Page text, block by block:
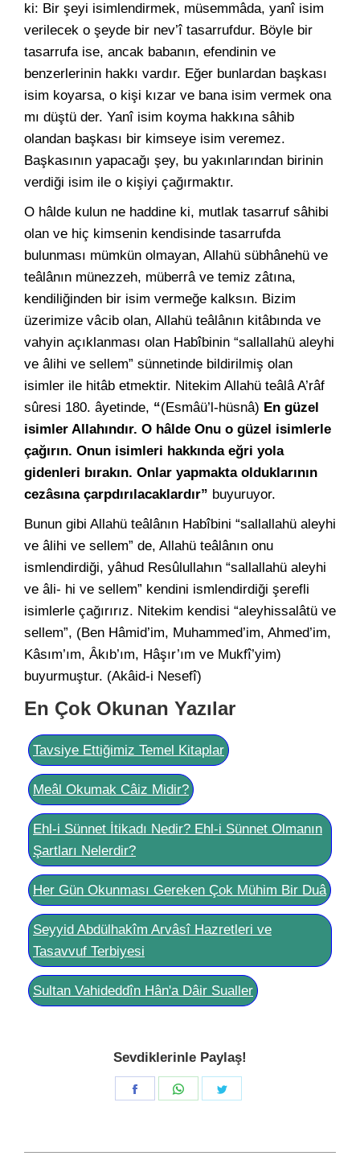
ki: Bir şeyi isimlendirmek, müsemmâda, yanî isim
verilecek o şeyde bir nev’î tasarrufdur. Böyle bir
tasarrufa ise, ancak babanın, efendinin ve
benzerlerinin hakkı vardır. Eğer bunlardan başkası
isim koyarsa, o kişi kızar ve bana isim vermek ona
mı düştü der. Yanî isim koyma hakkına sâhib
olandan başkası bir kimseye isim veremez.
Başkasının yapacağı şey, bu yakınlarından birinin
verdiği isim ile o kişiyi çağırmaktır.
O hâlde kulun ne haddine ki, mutlak tasarruf sâhibi
olan ve hiç kimsenin kendisinde tasarrufda
bulunması mümkün olmayan, Allahü sübhânehü ve
teâlânın münezzeh, müberrâ ve temiz zâtına,
kendiliğinden bir isim vermeğe kalksın. Bizim
üzerimize vâcib olan, Allahü teâlânın kitâbında ve
vahyin açıklanması olan Habîbinin “sallallahü aleyhi
ve âlihi ve sellem” sünnetinde bildirilmiş olan
isimler ile hitâb etmektir. Nitekim Allahü teâlâ A’râf
sûresi 180. âyetinde, “(Esmâü’l-hüsnâ) En güzel
isimler Allahındır. O hâlde Onu o güzel isimlerle
çağırın. Onun isimleri hakkında eğri yola
gidenleri bırakın. Onlar yapmakta olduklarının
cezâsına çarpdırılacaklardır” buyuruyor.
Bunun gibi Allahü teâlânın Habîbini “sallallahü aleyhi
ve âlihi ve sellem” de, Allahü teâlânın onu
ismlendirdiği, yâhud Resûlullahın “sallallahü aleyhi
ve âli- hi ve sellem” kendini ismlendirdiği şerefli
isimlerle çağırırız. Nitekim kendisi “aleyhissalâtü ve
sellem”, (Ben Hâmid’im, Muhammed’im, Ahmed’im,
Kâsım’ım, Âkıb’ım, Hâşır’ım ve Mukfî’yim)
buyurmuştur. (Akâid-i Nesefî)
En Çok Okunan Yazılar
Tavsiye Ettiğimiz Temel Kitaplar
Meâl Okumak Câiz Midir?
Ehl-i Sünnet İtikadı Nedir? Ehl-i Sünnet Olmanın
Şartları Nelerdir?
Her Gün Okunması Gereken Çok Mühim Bir Duâ
Seyyid Abdülhakîm Arvâsî Hazretleri ve
Tasavvuf Terbiyesi
Sultan Vahideddîn Hân'a Dâir Sualler
Sevdiklerinle Paylaş!
Share
Share